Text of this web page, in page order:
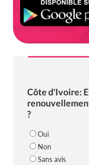
Côte d'Ivoire:
?
Oui
Non
Sans avis